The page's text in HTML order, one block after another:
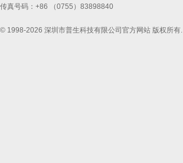
传真号码：+86 （0755）83898840
© 1998-2026 深圳市普生科技有限公司官方网站 版权所有.